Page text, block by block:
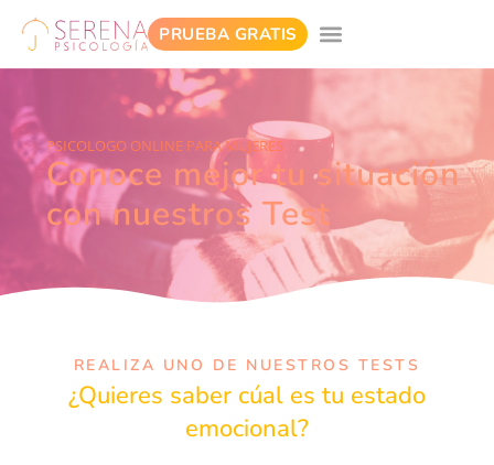
PRUEBA GRATIS
PSICOLOGO ONLINE PARA MUJERES
Conoce mejor tu situación
con nuestros Test
REALIZA UNO DE NUESTROS TESTS
¿Quieres saber cúal es tu estado
emocional?